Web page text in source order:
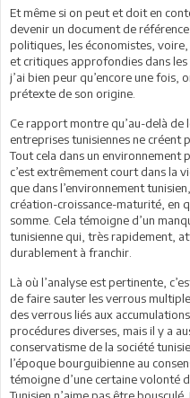
Et même si on peut et doit en
devenir un document de
politiques, les économistes,
et critiques approfondies dans
j’ai bien peur qu’encore une fois,
prétexte de son origine.
Ce rapport montre qu’au-delà de
entreprises tunisiennes ne créent
Tout cela dans un environnement
c’est extrêmement court dans la
que dans l’environnement
création-croissance-maturité, en
somme. Cela témoigne d’un
tunisienne qui, très rapidement,
durablement à franchir.
Là où l’analyse est pertinente,
de faire sauter les verrous
des verrous liés aux
procédures diverses, mais il y a
conservatisme de la société
l’époque bourguibienne au
témoigne d’une certaine volonté